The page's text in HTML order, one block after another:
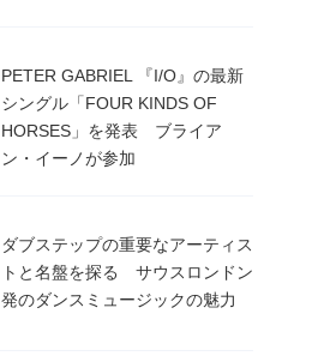
PETER GABRIEL 『I/O』の最新
シングル「FOUR KINDS OF
HORSES」を発表 ブライア
ン・イーノが参加
ダブステップの重要なアーティス
トと名盤を探る サウスロンドン
発のダンスミュージックの魅力